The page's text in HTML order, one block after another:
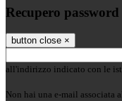
Recupero password
button close ×
all'indirizzo indicato con le
Non hai una e-mail associata